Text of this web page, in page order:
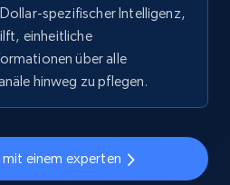
on products using
name, Seller rating,
Root category, and
spezifischer Intelligenz,
einheitliche
über alle
hinweg zu pflegen.
mit einem experten